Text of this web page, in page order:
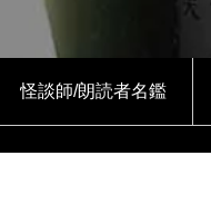
怪談師/朗読者名鑑